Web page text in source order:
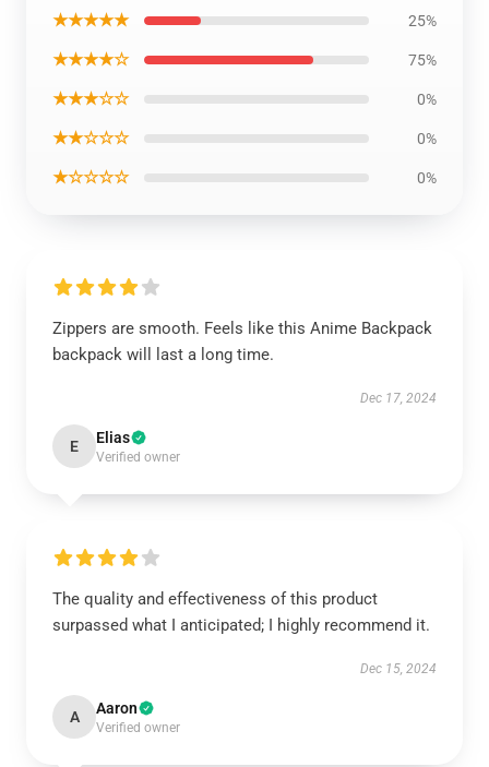
★★★★★ 25%
★★★★☆ 75%
★★★☆☆ 0%
★★☆☆☆ 0%
★☆☆☆☆ 0%
Zippers are smooth. Feels like this Anime Backpack
backpack will last a long time.
Dec 17, 2024
E Elias
Verified owner
The quality and effectiveness of this product
surpassed what I anticipated; I highly recommend it.
Dec 15, 2024
A Aaron
Verified owner